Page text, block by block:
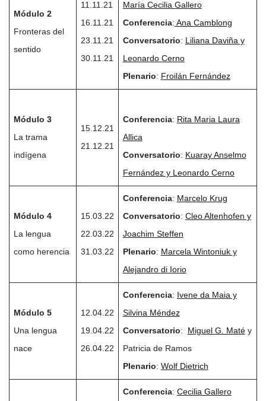
Módulo 2
Fronteras del
sentido
11.11.21
16.11.21
23.11.21
30.11.21
María Cecilia Gallero
Conferencia: Ana Camblong
Conversatorio: Liliana Daviña y
Leonardo Cerno
Plenario: Froilán Fernández
Módulo 3
La trama
indígena
15.12.21
21.12.21
Conferencia: Rita Maria Laura
Allica
Conversatorio: Kuaray Anselmo
Fernández y Leonardo Cerno
Módulo 4
La lengua
como herencia
15.03.22
22.03.22
31.03.22
Conferencia: Marcelo Krug
Conversatorio: Cleo Altenhofen y
Joachim Steffen
Plenario: Marcela Wintoniuk y
Alejandro di Iorio
Módulo 5
Una lengua
nace
12.04.22
19.04.22
26.04.22
Conferencia: Ivene da Maia y
Silvina Méndez
Conversatorio: Miguel G. Matéy
Patricia de Ramos
Plenario: Wolf Dietrich
Conferencia: Cecilia Gallero